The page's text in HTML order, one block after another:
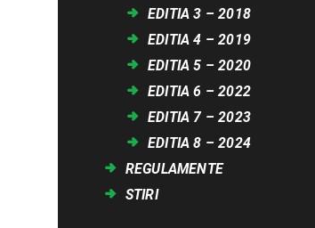
EDITIA 3 – 2018
EDITIA 4 – 2019
EDITIA 5 – 2020
EDITIA 6 – 2022
EDITIA 7 – 2023
EDITIA 8 – 2024
REGULAMENTE
STIRI